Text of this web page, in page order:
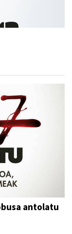
antolatu